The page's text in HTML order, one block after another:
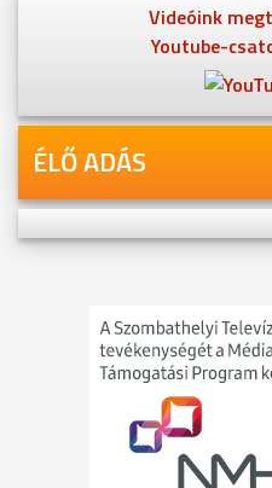
Videóink
Youtube-
ÉLŐ ADÁS